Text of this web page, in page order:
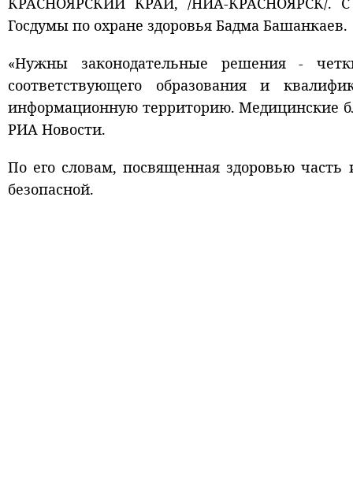
Госдумы по охране здоровья Бадма Башанкаев.
«Нужны законодательные решения -
соответствующего образования и
информационную территорию. Медицинские
РИА Новости.
По его словам, посвященная здоровью
безопасной.